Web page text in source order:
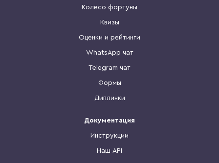
Колесо фортуны
Квизы
Оценки и рейтинги
WhatsApp чат
Telegram чат
Формы
Диплинки
Документация
Инструкции
Наш API